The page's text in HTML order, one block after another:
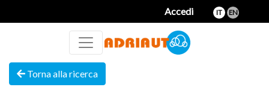
Accedi IT EN
Torna alla ricerca